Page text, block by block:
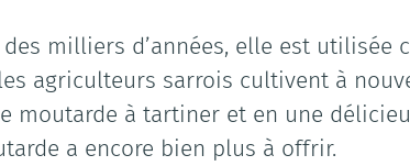
milliers d’années, elle est utilisée
agriculteurs sarrois cultivent à
moutarde à tartiner et en une
a encore bien plus à offrir.